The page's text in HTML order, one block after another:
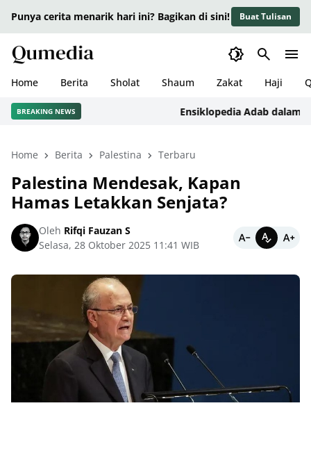
Punya cerita menarik hari ini? Bagikan di sini! Buat Tulisan
Home Berita Sholat Shaum Zakat Haji
BREAKING NEWS Ensiklopedia Adab dalam
Home Berita Palestina Terbaru
Palestina Mendesak, Kapan
Hamas Letakkan Senjata?
Oleh Rifqi Fauzan S
Selasa, 28 Oktober 2025 11:41 WIB